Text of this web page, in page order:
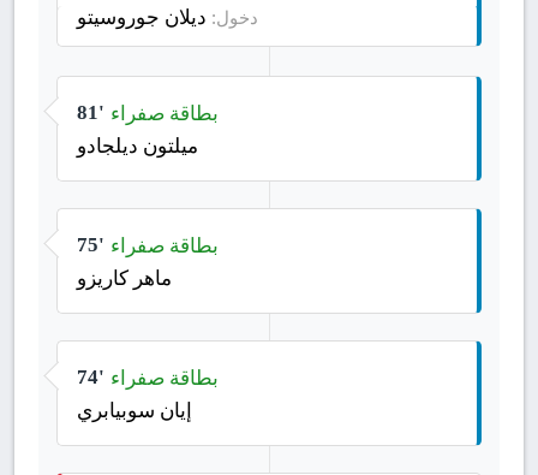
دخول: ديلان جوروسيتو
81' بطاقة صفراء
ميلتون ديلجادو
75' بطاقة صفراء
ماهر كاريزو
74' بطاقة صفراء
إيان سوبيابري